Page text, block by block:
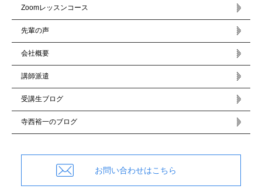
Zoomレッスンコース
先輩の声
会社概要
講師派遣
受講生ブログ
寺西裕一のブログ
お問い合わせはこちら